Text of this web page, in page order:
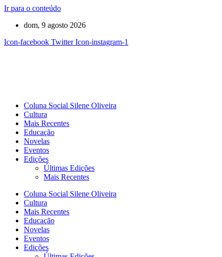
Ir para o conteúdo
dom, 9 agosto 2026
Icon-facebook Twitter Icon-instagram-1
Coluna Social Silene Oliveira
Cultura
Mais Recentes
Educação
Novelas
Eventos
Edições
Últimas Edições
Mais Recentes
Coluna Social Silene Oliveira
Cultura
Mais Recentes
Educação
Novelas
Eventos
Edições